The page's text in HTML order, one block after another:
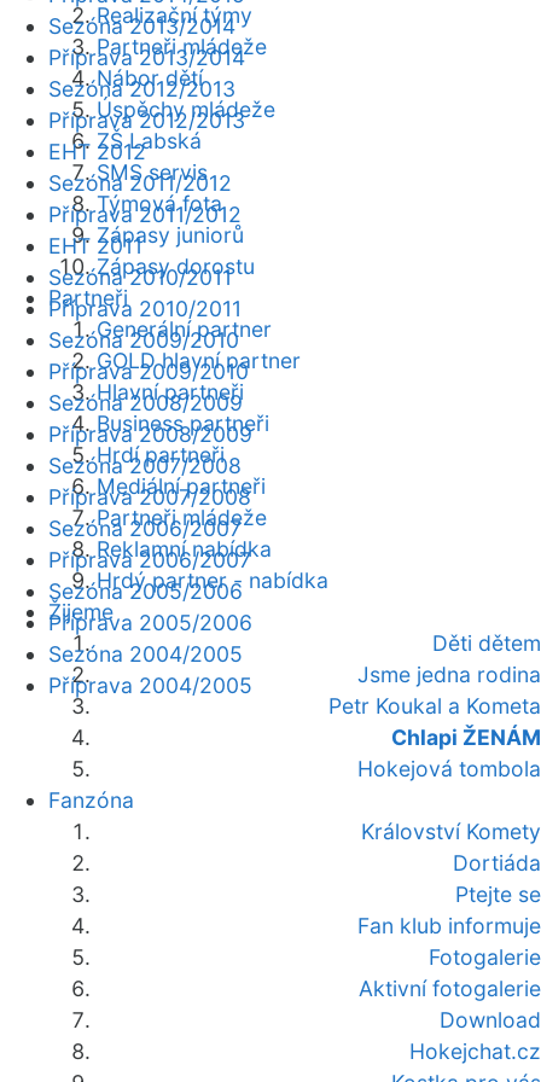
Realizační týmy
Partneři mládeže
Nábor dětí
Úspěchy mládeže
ZŠ Labská
SMS servis
Týmová fota
Zápasy juniorů
Zápasy dorostu
Partneři
Generální partner
GOLD hlavní partner
Hlavní partneři
Business partneři
Hrdí partneři
Mediální partneři
Partneři mládeže
Reklamní nabídka
Hrdý partner - nabídka
Žijeme
Děti dětem
Jsme jedna rodina
Petr Koukal a Kometa
Chlapi ŽENÁM
Hokejová tombola
Fanzóna
Království Komety
Dortiáda
Ptejte se
Fan klub informuje
Fotogalerie
Aktivní fotogalerie
Download
Hokejchat.cz
Sezóna 2013/2014
Příprava 2013/2014
Sezóna 2012/2013
Příprava 2012/2013
EHT 2012
Sezóna 2011/2012
Příprava 2011/2012
EHT 2011
Sezóna 2010/2011
Příprava 2010/2011
Sezóna 2009/2010
Příprava 2009/2010
Sezóna 2008/2009
Příprava 2008/2009
Sezóna 2007/2008
Příprava 2007/2008
Sezóna 2006/2007
Příprava 2006/2007
Sezóna 2005/2006
Příprava 2005/2006
Sezóna 2004/2005
Příprava 2004/2005